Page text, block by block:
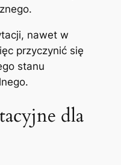
nawet w
przyczynić się
stanu
dla